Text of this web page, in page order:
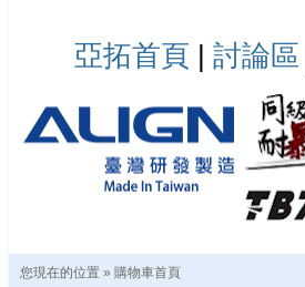
亞拓首頁 | 討論區
您現在的位置 » 購物車首頁